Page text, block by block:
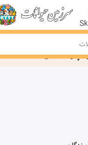
پرندگانخانه محصول